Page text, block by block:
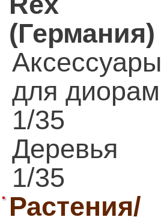
(Германия)
Аксессуары
для диорам
1/35
Деревья
1/35
Растения/